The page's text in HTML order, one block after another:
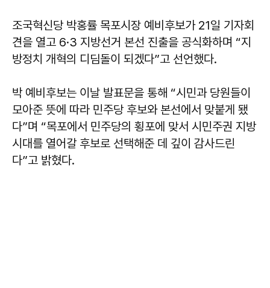
조국혁신당 박홍률 목포시장 예비후보가 21일 기자회
견을 열고 6·3 지방선거 본선 진출을 공식화하며 “지
방정치 개혁의 디딤돌이 되겠다”고 선언했다.
박 예비후보는 이날 발표문을 통해 “시민과 당원들이
모아준 뜻에 따라 민주당 후보와 본선에서 맞붙게 됐
다”며 “목포에서 민주당의 횡포에 맞서 시민주권 지방
시대를 열어갈 후보로 선택해준 데 깊이 감사드린
다”고 밝혔다.